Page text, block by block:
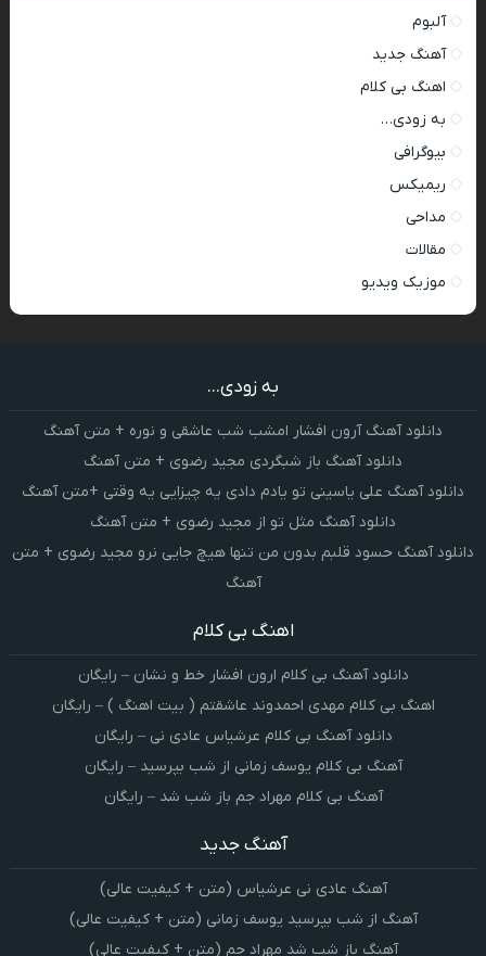
آلبوم
آهنگ جدید
اهنگ بی کلام
به زودی…
بیوگرافی
ریمیکس
مداحی
مقالات
موزیک ویدیو
به زودی...
دانلود آهنگ آرون افشار امشب شب عاشقی و نوره + متن آهنگ
دانلود آهنگ باز شبگردی مجید رضوی + متن آهنگ
دانلود آهنگ علی یاسینی تو یادم دادی یه چیزایی یه وقتی +متن آهنگ
دانلود آهنگ مثل تو از مجید رضوی + متن آهنگ
دانلود آهنگ حسود قلبم بدون من تنها هیچ جایی نرو مجید رضوی + متن
آهنگ
اهنگ بی کلام
دانلود آهنگ بی کلام ارون افشار خط و نشان – رایگان
اهنگ بی کلام مهدی احمدوند عاشقتم ( بیت اهنگ ) – رایگان
دانلود آهنگ بی کلام عرشیاس عادی نی – رایگان
آهنگ بی کلام یوسف زمانی از شب بپرسید – رایگان
آهنگ بی کلام مهراد جم باز شب شد – رایگان
آهنگ جدید
آهنگ عادی نی عرشیاس (متن + کیفیت عالی)
آهنگ از شب بپرسید یوسف زمانی (متن + کیفیت عالی)
آهنگ باز شب شد مهراد جم (متن + کیفیت عالی)